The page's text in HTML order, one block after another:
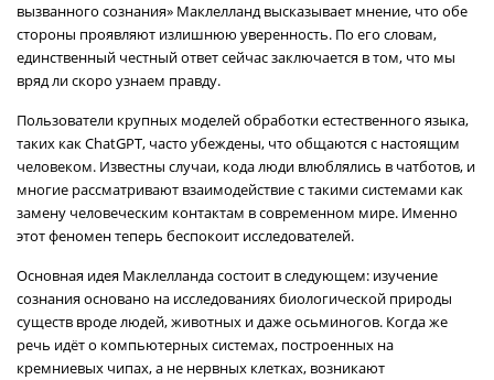
вызванного сознания» Маклелланд высказывает мнение, что обе
стороны проявляют излишнюю уверенность. По его словам,
единственный честный ответ сейчас заключается в том, что мы
вряд ли скоро узнаем правду.
Пользователи крупных моделей обработки естественного языка,
таких как ChatGPT, часто убеждены, что общаются с настоящим
человеком. Известны случаи, кода люди влюблялись в чатботов, и
многие рассматривают взаимодействие с такими системами как
замену человеческим контактам в современном мире. Именно
этот феномен теперь беспокоит исследователей.
Основная идея Маклелланда состоит в следующем: изучение
сознания основано на исследованиях биологической природы
существ вроде людей, животных и даже осьминогов. Когда же
речь идёт о компьютерных системах, построенных на
кремниевых чипах, а не нервных клетках, возникают